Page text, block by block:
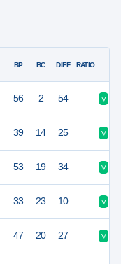
BP BC DIFF RATIO
56 2 54 V
39 14 25 V
53 19 34 V
33 23 10 V
47 20 27 V